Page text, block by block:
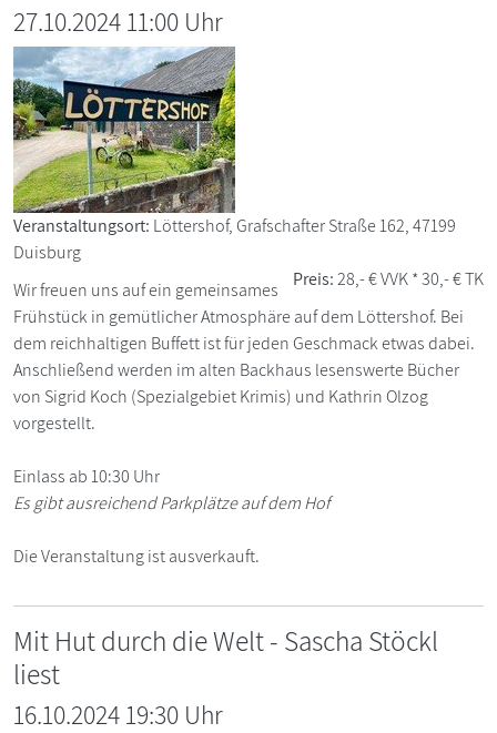
27.10.2024 11:00 Uhr
Veranstaltungsort: Löttershof, Grafschafter Straße 162, 47199
Duisburg
Preis:28,- € VVK * 30,- € TK
Wir freuen uns auf ein gemeinsames
Frühstück in gemütlicher Atmosphäre auf dem Löttershof. Bei
dem reichhaltigen Buffett ist für jeden Geschmack etwas dabei.
Anschließend werden im alten Backhaus lesenswerte Bücher
von Sigrid Koch (Spezialgebiet Krimis) und Kathrin Olzog
vorgestellt.
Einlass ab 10:30 Uhr
Es gibt ausreichend Parkplätze auf dem Hof
Die Veranstaltung ist ausverkauft.
Mit Hut durch die Welt - Sascha Stöckl
liest
16.10.2024 19:30 Uhr